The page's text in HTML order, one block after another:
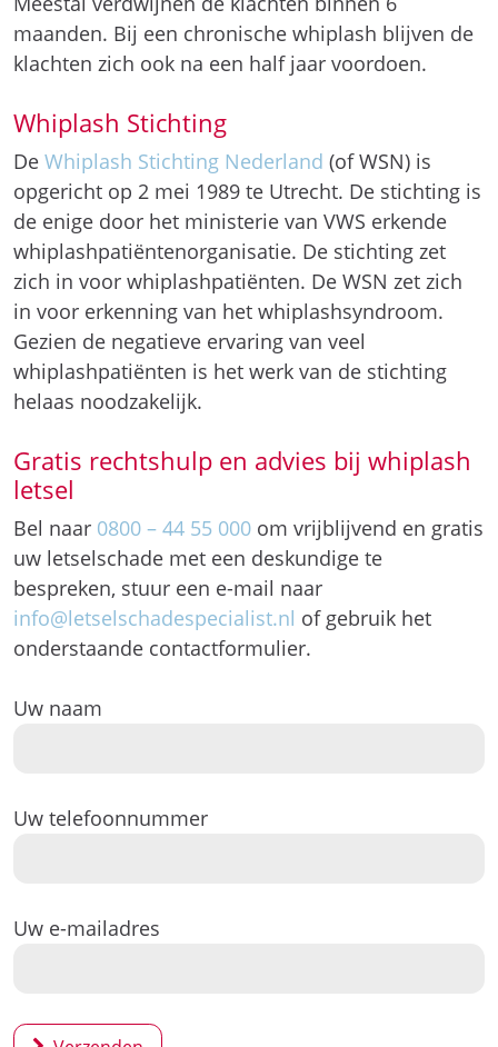
maanden. Bij een chronische whiplash blijven de
klachten zich ook na een half jaar voordoen.
Whiplash Stichting
De Whiplash Stichting Nederland (of WSN) is
opgericht op 2 mei 1989 te Utrecht. De stichting is
de enige door het ministerie van VWS erkende
whiplashpatiëntenorganisatie. De stichting zet
zich in voor whiplashpatiënten. De WSN zet zich
in voor erkenning van het whiplashsyndroom.
Gezien de negatieve ervaring van veel
whiplashpatiënten is het werk van de stichting
helaas noodzakelijk.
Gratis rechtshulp en advies bij whiplash
letsel
Bel naar 0800 – 44 55 000 om vrijblijvend en gratis
uw letselschade met een deskundige te
bespreken, stuur een e-mail naar
info@letselschadespecialist.nl of gebruik het
onderstaande contactformulier.
Uw naam
Uw telefoonnummer
Uw e-mailadres